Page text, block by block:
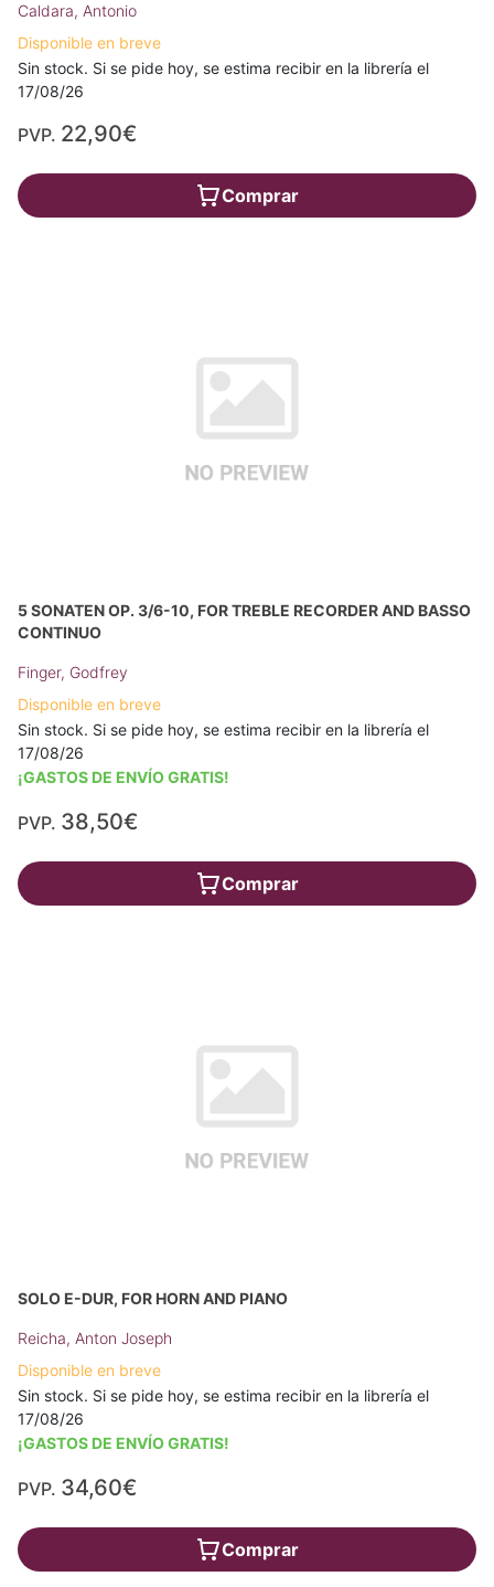
Caldara, Antonio
Disponible en breve
Sin stock. Si se pide hoy, se estima recibir en la librería el
17/08/26
PVP. 22,90€
Comprar
5 SONATEN OP. 3/6-10, FOR TREBLE RECORDER AND BASSO
CONTINUO
Finger, Godfrey
Disponible en breve
Sin stock. Si se pide hoy, se estima recibir en la librería el
17/08/26
¡GASTOS DE ENVÍO GRATIS!
PVP. 38,50€
Comprar
SOLO E-DUR, FOR HORN AND PIANO
Reicha, Anton Joseph
Disponible en breve
Sin stock. Si se pide hoy, se estima recibir en la librería el
17/08/26
¡GASTOS DE ENVÍO GRATIS!
PVP. 34,60€
Comprar